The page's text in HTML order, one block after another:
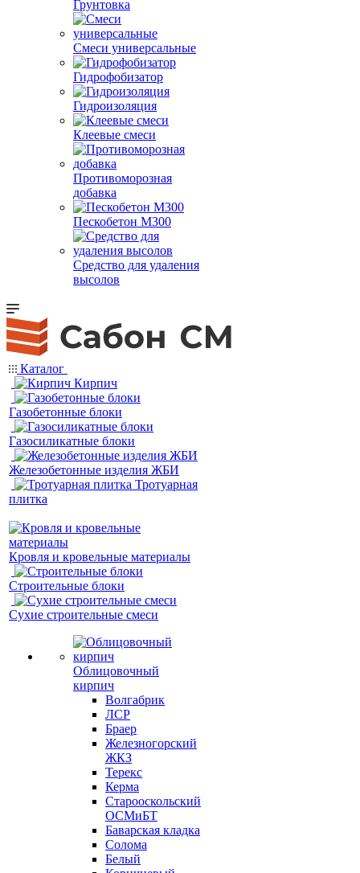
Грунтовка
Смеси универсальные
Гидрофобизатор
Гидроизоляция
Клеевые смеси
Противоморозная
добавка
Пескобетон М300
Средство для удаления
высолов
Каталог
Кирпич
Газобетонные блоки
Газосиликатные блоки
Железобетонные изделия ЖБИ
Тротуарная
плитка
Кровля и кровельные материалы
Строительные блоки
Сухие строительные смеси
Облицовочный
кирпич
Волгабрик
ЛСР
Браер
Железногорский
ЖКЗ
Терекс
Керма
Старооскольский
ОСМиБТ
Баварская кладка
Солома
Белый